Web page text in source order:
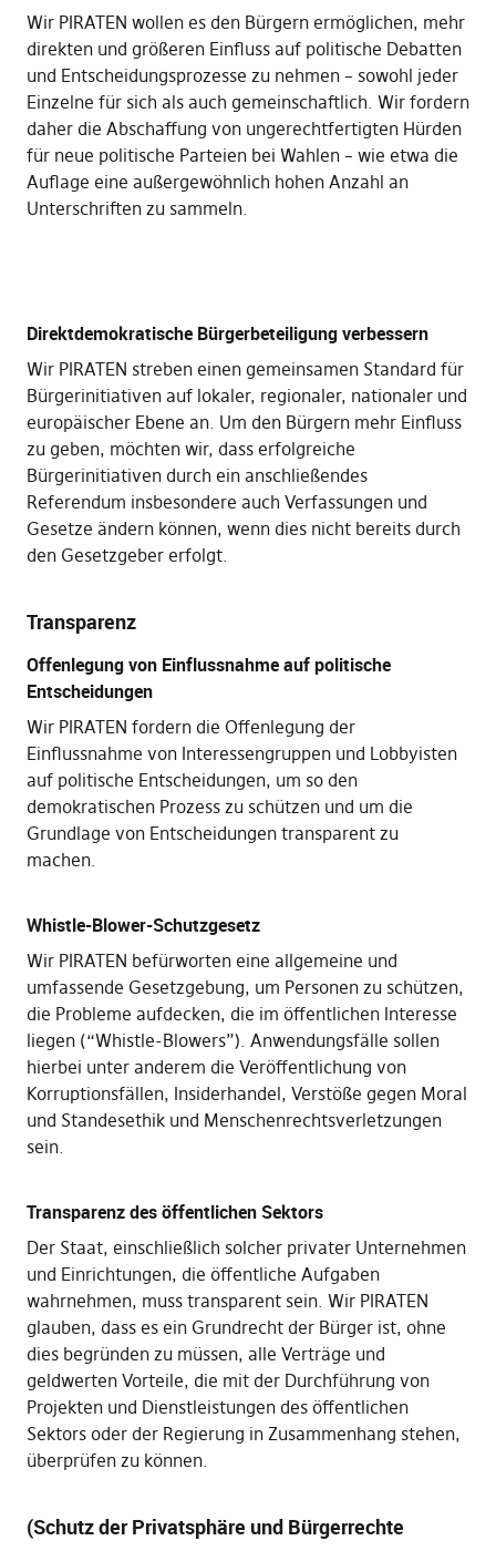
Wir PIRATEN wollen es den Bürgern ermöglichen, mehr
direkten und größeren Einfluss auf politische Debatten
und Entscheidungsprozesse zu nehmen – sowohl jeder
Einzelne für sich als auch gemeinschaftlich. Wir fordern
daher die Abschaffung von ungerechtfertigten Hürden
für neue politische Parteien bei Wahlen – wie etwa die
Auflage eine außergewöhnlich hohen Anzahl an
Unterschriften zu sammeln.
Direktdemokratische Bürgerbeteiligung verbessern
Wir PIRATEN streben einen gemeinsamen Standard für
Bürgerinitiativen auf lokaler, regionaler, nationaler und
europäischer Ebene an. Um den Bürgern mehr Einfluss
zu geben, möchten wir, dass erfolgreiche
Bürgerinitiativen durch ein anschließendes
Referendum insbesondere auch Verfassungen und
Gesetze ändern können, wenn dies nicht bereits durch
den Gesetzgeber erfolgt.
Transparenz
Offenlegung von Einflussnahme auf politische
Entscheidungen
Wir PIRATEN fordern die Offenlegung der
Einflussnahme von Interessengruppen und Lobbyisten
auf politische Entscheidungen, um so den
demokratischen Prozess zu schützen und um die
Grundlage von Entscheidungen transparent zu
machen.
Whistle-Blower-Schutzgesetz
Wir PIRATEN befürworten eine allgemeine und
umfassende Gesetzgebung, um Personen zu schützen,
die Probleme aufdecken, die im öffentlichen Interesse
liegen (“Whistle-Blowers”). Anwendungsfälle sollen
hierbei unter anderem die Veröffentlichung von
Korruptionsfällen, Insiderhandel, Verstöße gegen Moral
und Standesethik und Menschenrechtsverletzungen
sein.
Transparenz des öffentlichen Sektors
Der Staat, einschließlich solcher privater Unternehmen
und Einrichtungen, die öffentliche Aufgaben
wahrnehmen, muss transparent sein. Wir PIRATEN
glauben, dass es ein Grundrecht der Bürger ist, ohne
dies begründen zu müssen, alle Verträge und
geldwerten Vorteile, die mit der Durchführung von
Projekten und Dienstleistungen des öffentlichen
Sektors oder der Regierung in Zusammenhang stehen,
überprüfen zu können.
(Schutz der Privatsphäre und Bürgerrechte